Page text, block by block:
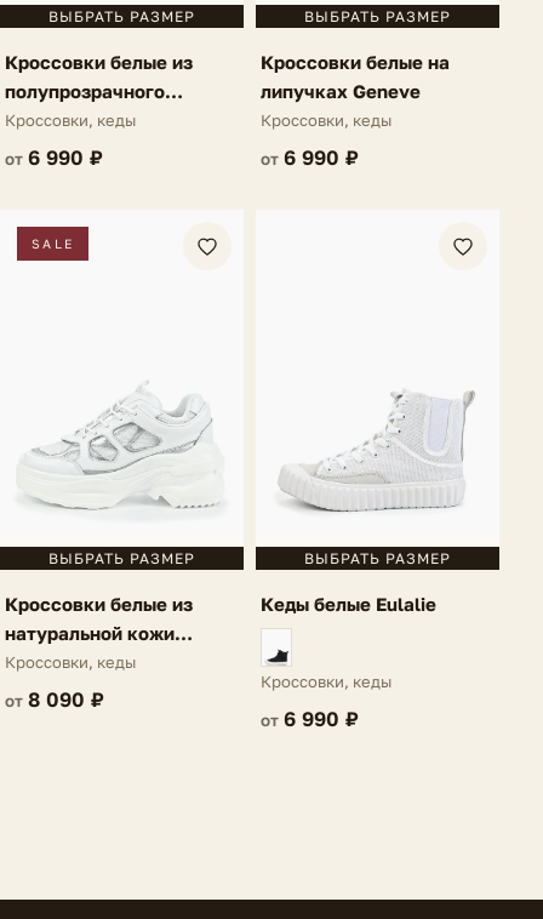
ВЫБРАТЬ РАЗМЕР
Кроссовки белые из
полупрозрачного
материала Garcelle
Кроссовки, кеды
от 6 990 ₽
ВЫБРАТЬ РАЗМЕР
Кроссовки белые на
липучках Geneve
Кроссовки, кеды
от6 990 ₽
SALE
ВЫБРАТЬ РАЗМЕР
Кроссовки белые из
натуральной кожи
Villarosa
Кроссовки, кеды
от 8 090 ₽
ВЫБРАТЬ РАЗМЕР
Кеды белые Eulalie
Кроссовки, кеды
от6 990 ₽